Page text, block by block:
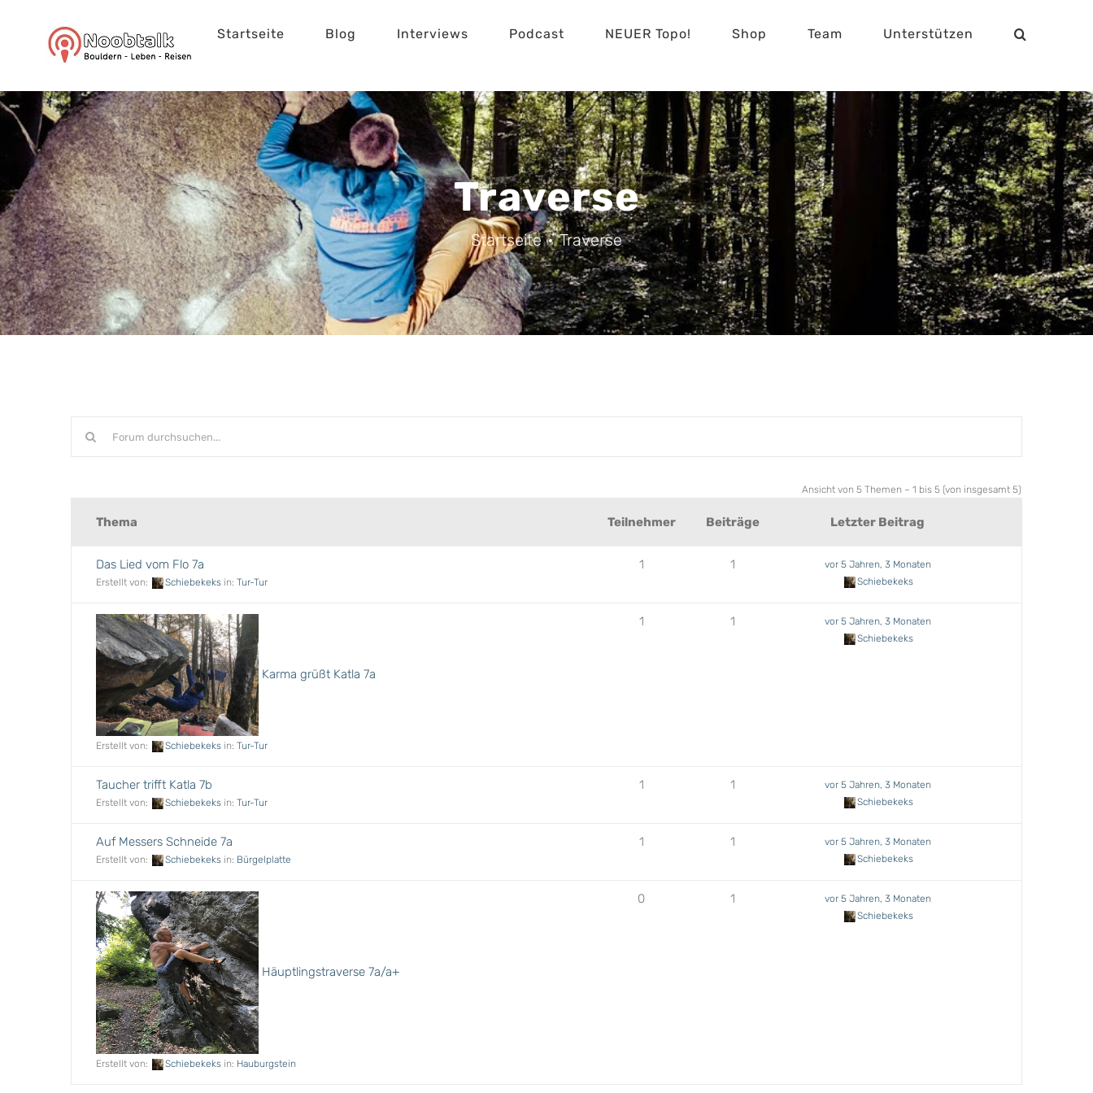
Startseite Blog Interviews Podcast NEUER Topo! Shop Team Unterstützen
Traverse
Startseite Traverse
Ansicht von 5 Themen – 1 bis 5 (von insgesamt 5)
Thema Teilnehmer Beiträge Letzter Beitrag
Das Lied vom Flo 7a
Erstellt von: Schiebekeks in: Tur-Tur
1 1
vor 5 Jahren, 3 Monaten
Schiebekeks
Karma grüßt Katla 7a
Erstellt von: Schiebekeks in: Tur-Tur
1 1
vor 5 Jahren, 3 Monaten
Schiebekeks
Taucher trifft Katla 7b
Erstellt von: Schiebekeks in: Tur-Tur
1 1
vor 5 Jahren, 3 Monaten
Schiebekeks
Auf Messers Schneide 7a
Erstellt von: Schiebekeks in: Bürgelplatte
1 1
vor 5 Jahren, 3 Monaten
Schiebekeks
Häuptlingstraverse 7a/a+
Erstellt von: Schiebekeks in: Hauburgstein
0 1
vor 5 Jahren, 3 Monaten
Schiebekeks